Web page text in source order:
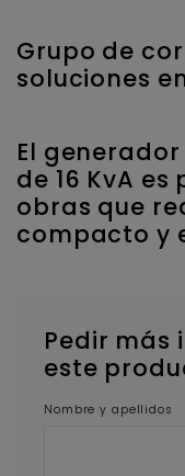
Grupo de
soluciones
El
de 16 KvA
obras que
compacto y
Pedir más
este
Nombre y apellidos